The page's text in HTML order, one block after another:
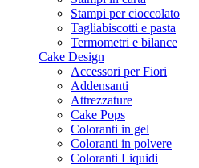
Stampi per cioccolato
Tagliabiscotti e pasta
Termometri e bilance
Cake Design
Accessori per Fiori
Addensanti
Attrezzature
Cake Pops
Coloranti in gel
Coloranti in polvere
Coloranti Liquidi